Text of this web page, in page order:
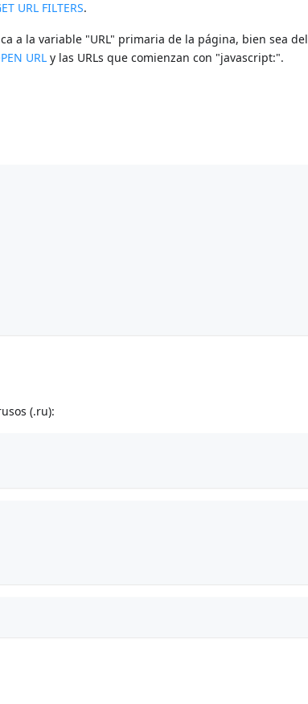
URL FILTERS.
a la variable "URL" primaria de la página, bien sea del
URL y las URLs que comienzan con "javascript:".
(.ru):